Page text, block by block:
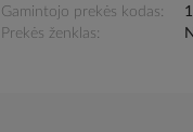
Gamintojo prekės kodas
Prekės ženklas